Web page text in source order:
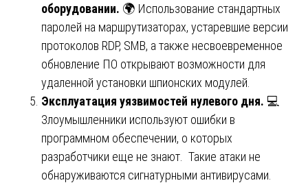
оборудовании. 🌍 Использование стандартных
паролей на маршрутизаторах, устаревшие версии
протоколов RDP, SMB, а также несвоевременное
обновление ПО открывают возможности для
удаленной установки шпионских модулей.
Эксплуатация уязвимостей нулевого дня. 💻
Злоумышленники используют ошибки в
программном обеспечении, о которых
разработчики еще не знают. Такие атаки не
обнаруживаются сигнатурными антивирусами.